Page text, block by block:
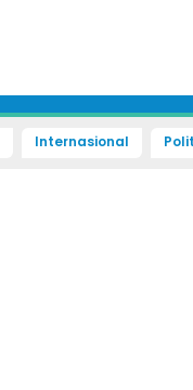
Internasional